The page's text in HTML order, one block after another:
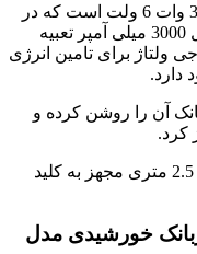
دستگاه اصلی دارای یک پنل خورشیدی 3.5 وات 6 ولت است که در
داخل آن 2 باتری لیتیوم یون با ظرفیت کل 3000 میلی آمپر تعبیه
برای تامین انرژی
دارد.
آن را روشن کرده و
کرد.
هر کدام از پروژکتور های دستگاه از کابل 2.5 متری مجهز به کلید
خورشیدی مدل